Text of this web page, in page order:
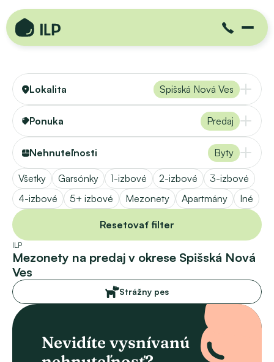
Lokalita Spišská Nová Ves
Ponuka Predaj
Nehnuteľnosti Byty
Všetky Garsónky 1-izbové 2-izbové
3-izbové
4-izbové
5+ izbové Mezonety Apartmány Iné
Resetovať filter
ILP
Mezonety na predaj v okrese Spišská Nová
Ves
Strážny pes
Nevidíte vysnívanú